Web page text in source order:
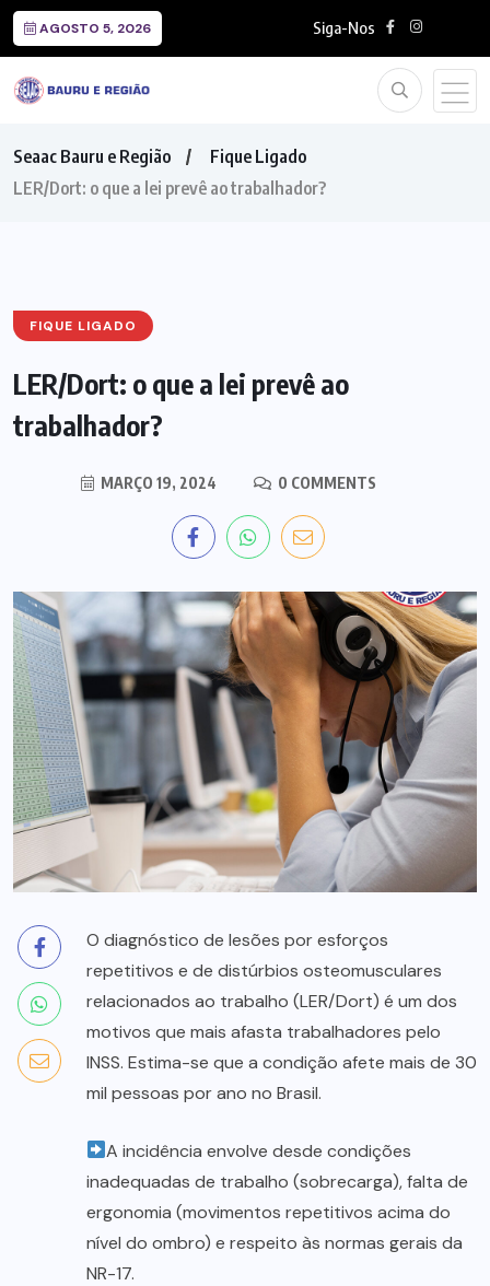
AGOSTO 5, 2026 Siga-Nos
Seaac Bauru e Região
Fique Ligado
LER/Dort: o que a lei prevê ao trabalhador?
FIQUE LIGADO
LER/Dort: o que a lei prevê ao
trabalhador?
MARÇO 19, 2024 0 COMMENTS
O diagnóstico de lesões por esforços
repetitivos e de distúrbios osteomusculares
relacionados ao trabalho (LER/Dort) é um dos
motivos que mais afasta trabalhadores pelo
INSS. Estima-se que a condição afete mais de 30
mil pessoas por ano no Brasil.
A incidência envolve desde condições
inadequadas de trabalho (sobrecarga), falta de
ergonomia (movimentos repetitivos acima do
nível do ombro) e respeito às normas gerais da
NR-17.